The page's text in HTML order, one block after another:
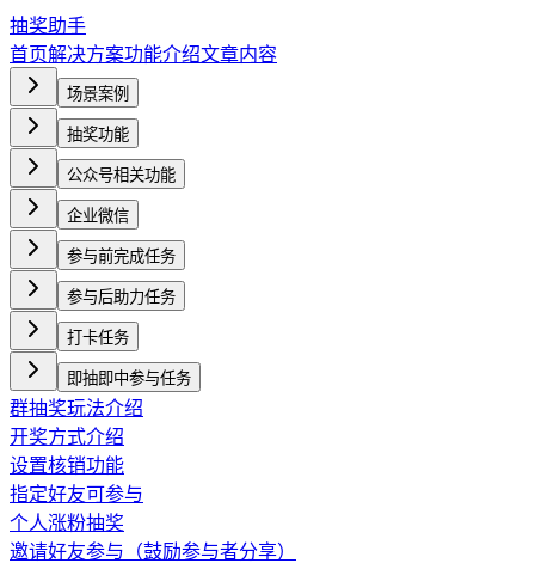
抽奖助手
首页解决方案功能介绍文章内容
场景案例
抽奖功能
公众号相关功能
企业微信
参与前完成任务
参与后助力任务
打卡任务
即抽即中参与任务
群抽奖玩法介绍
开奖方式介绍
设置核销功能
指定好友可参与
个人涨粉抽奖
邀请好友参与（鼓励参与者分享）